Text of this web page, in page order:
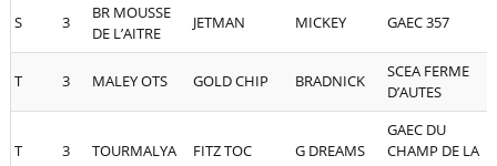
S 3
BR MOUSSE
DE L’AITRE
JETMAN MICKEY GAEC 357
T 3 MALEY OTS GOLD CHIP BRADNICK
SCEA FERME
D’AUTES
T 3 TOURMALYA FITZ TOC G DREAMS
GAEC DU
CHAMP DE LA